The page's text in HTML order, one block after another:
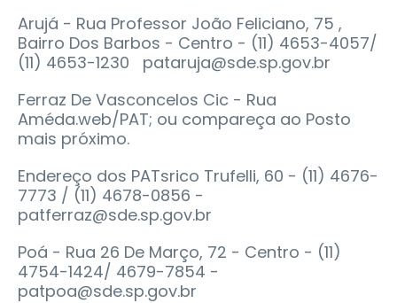
Arujá - Rua Professor João Feliciano, 75 ,
Bairro Dos Barbos - Centro - (11) 4653-4057/
(11) 4653-1230 pataruja@sde.sp.gov.br
Ferraz De Vasconcelos Cic - Rua
Améda.web/PAT; ou compareça ao Posto
mais próximo.
Endereço dos PATsrico Trufelli, 60 - (11) 4676-
7773 / (11) 4678-0856 -
patferraz@sde.sp.gov.br
Poá - Rua 26 De Março, 72 - Centro - (11)
4754-1424/ 4679-7854 -
patpoa@sde.sp.gov.br